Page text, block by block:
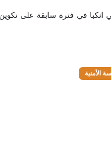
انكبا في فترة سابقة على
الأمنية